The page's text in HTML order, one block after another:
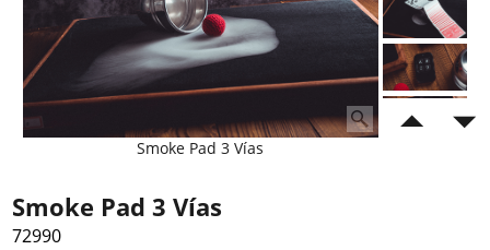
Smoke Pad 3 Vías
Smoke Pad 3 Vías
72990